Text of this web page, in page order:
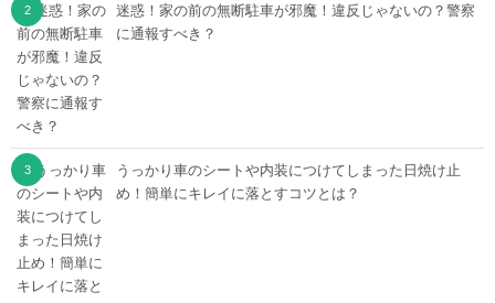
迷惑！家の前の無断駐車が邪魔！違反じゃないの？警察
に通報すべき？
うっかり車のシートや内装につけてしまった日焼け止
め！簡単にキレイに落とすコツとは？